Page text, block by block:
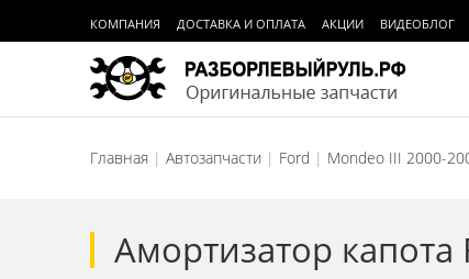
КОМПАНИЯ ДОСТАВКА И ОПЛАТА АКЦИИ ВИДЕОБЛОГ
Главная Автозапчасти Ford Mondeo III 2000-
Амортизатор